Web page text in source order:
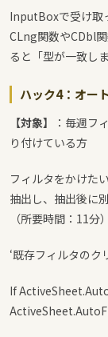
InputBoxで受け取
CLng関数やCDbl
ると「型が一致し
ハック4：オー
【対象】
：毎週フ
り付けている方
フィルタをかけた
抽出し、抽出後に
（所要時間：11分
‘既存フィルタのク
If